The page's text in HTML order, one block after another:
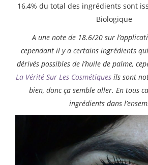
16,4% du total des ingrédients sont
Biologique
A une note de 18.6/20 sur
cependant il y a certains ingrédients
dérivés possibles de l’huile de palme,
La Vérité Sur Les Cosmétiquesils sont
bien, donc ça semble aller. En tous
ingrédients dans